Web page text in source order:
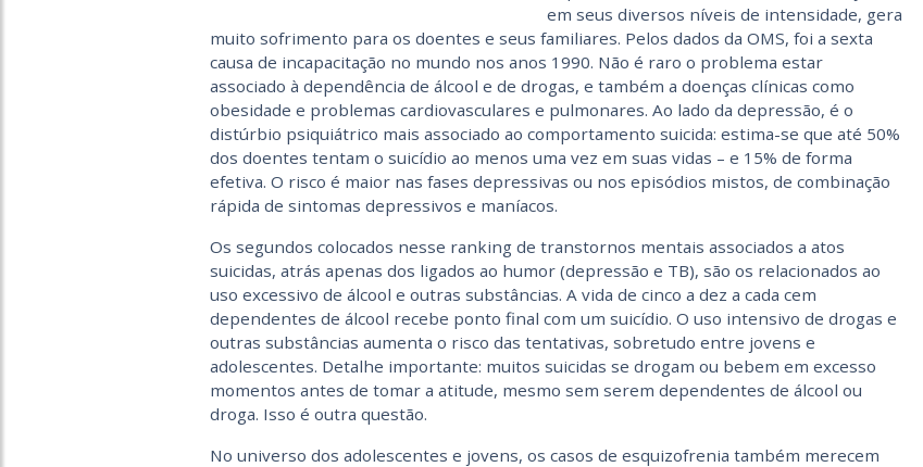
em seus diversos níveis de intensidade, gera
muito sofrimento para os doentes e seus familiares. Pelos dados da OMS, foi a sexta
causa de incapacitação no mundo nos anos 1990. Não é raro o problema estar
associado à dependência de álcool e de drogas, e também a doenças clínicas como
obesidade e problemas cardiovasculares e pulmonares. Ao lado da depressão, é o
distúrbio psiquiátrico mais associado ao comportamento suicida: estima-se que até 50%
dos doentes tentam o suicídio ao menos uma vez em suas vidas – e 15% de forma
efetiva. O risco é maior nas fases depressivas ou nos episódios mistos, de combinação
rápida de sintomas depressivos e maníacos.
Os segundos colocados nesse ranking de transtornos mentais associados a atos
suicidas, atrás apenas dos ligados ao humor (depressão e TB), são os relacionados ao
uso excessivo de álcool e outras substâncias. A vida de cinco a dez a cada cem
dependentes de álcool recebe ponto final com um suicídio. O uso intensivo de drogas e
outras substâncias aumenta o risco das tentativas, sobretudo entre jovens e
adolescentes. Detalhe importante: muitos suicidas se drogam ou bebem em excesso
momentos antes de tomar a atitude, mesmo sem serem dependentes de álcool ou
droga. Isso é outra questão.
No universo dos adolescentes e jovens, os casos de esquizofrenia também merecem